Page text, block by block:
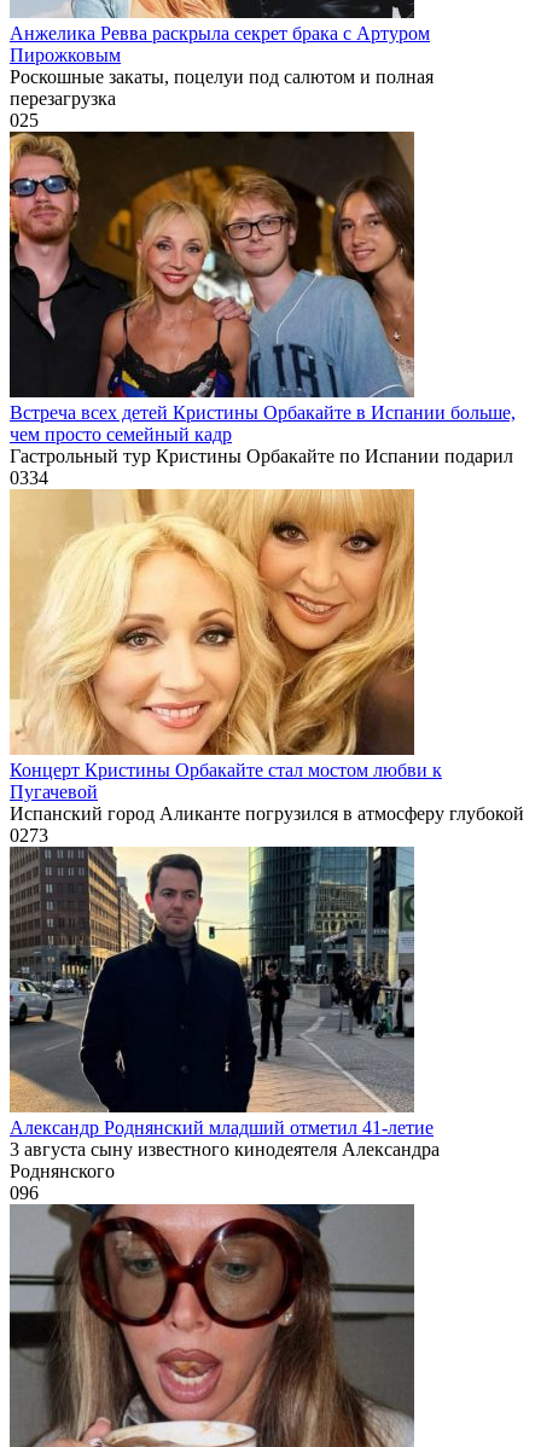
Анжелика Ревва раскрыла секрет брака с Артуром
Пирожковым
Роскошные закаты, поцелуи под салютом и полная
перезагрузка
025
Встреча всех детей Кристины Орбакайте в Испании больше,
чем просто семейный кадр
Гастрольный тур Кристины Орбакайте по Испании подарил
0334
Концерт Кристины Орбакайте стал мостом любви к
Пугачевой
Испанский город Аликанте погрузился в атмосферу глубокой
0273
Александр Роднянский младший отметил 41-летие
3 августа сыну известного кинодеятеля Александра
Роднянского
096